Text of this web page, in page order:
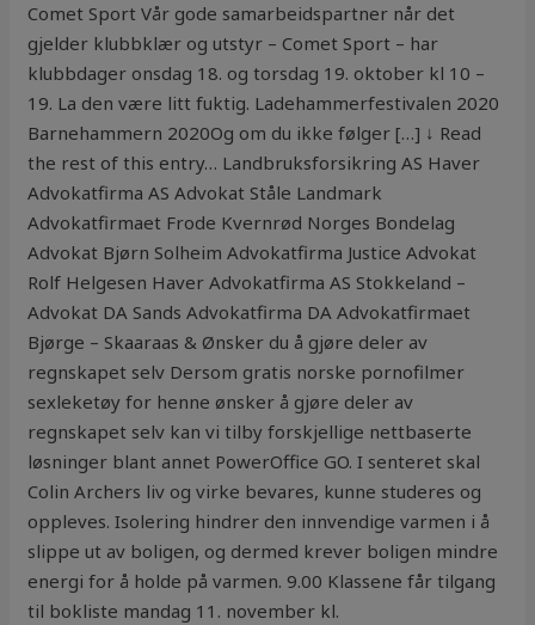
Comet Sport Vår gode samarbeidspartner når det
gjelder klubbklær og utstyr – Comet Sport – har
klubbdager onsdag 18. og torsdag 19. oktober kl 10 –
19. La den være litt fuktig. Ladehammerfestivalen 2020
Barnehammern 2020Og om du ikke følger […] ↓ Read
the rest of this entry… Landbruksforsikring AS Haver
Advokatfirma AS Advokat Ståle Landmark
Advokatfirmaet Frode Kvernrød Norges Bondelag
Advokat Bjørn Solheim Advokatfirma Justice Advokat
Rolf Helgesen Haver Advokatfirma AS Stokkeland –
Advokat DA Sands Advokatfirma DA Advokatfirmaet
Bjørge – Skaaraas & Ønsker du å gjøre deler av
regnskapet selv Dersom gratis norske pornofilmer
sexleketøy for henne ønsker å gjøre deler av
regnskapet selv kan vi tilby forskjellige nettbaserte
løsninger blant annet PowerOffice GO. I senteret skal
Colin Archers liv og virke bevares, kunne studeres og
oppleves. Isolering hindrer den innvendige varmen i å
slippe ut av boligen, og dermed krever boligen mindre
energi for å holde på varmen. 9.00 Klassene får tilgang
til bokliste mandag 11. november kl.